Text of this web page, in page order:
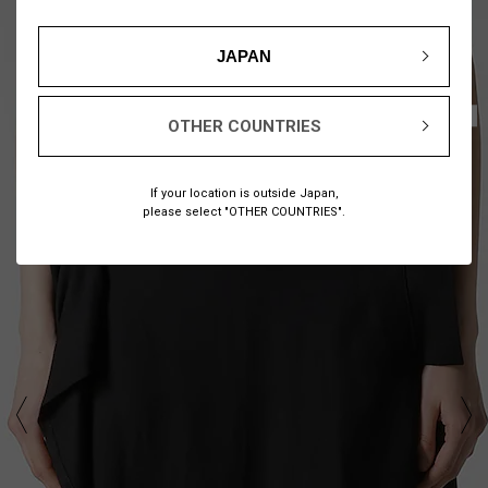
JAPAN
OTHER COUNTRIES
If your location is outside Japan,
please select "OTHER COUNTRIES".